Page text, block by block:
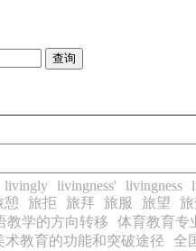
livingly livingness' livingness
憩 旅拒 旅拜 旅服 旅望
教学的方向转移
体育教育专
术教育的功能和突破途径
全